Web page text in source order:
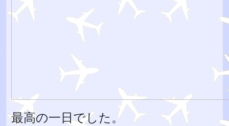
最高の一日でした。